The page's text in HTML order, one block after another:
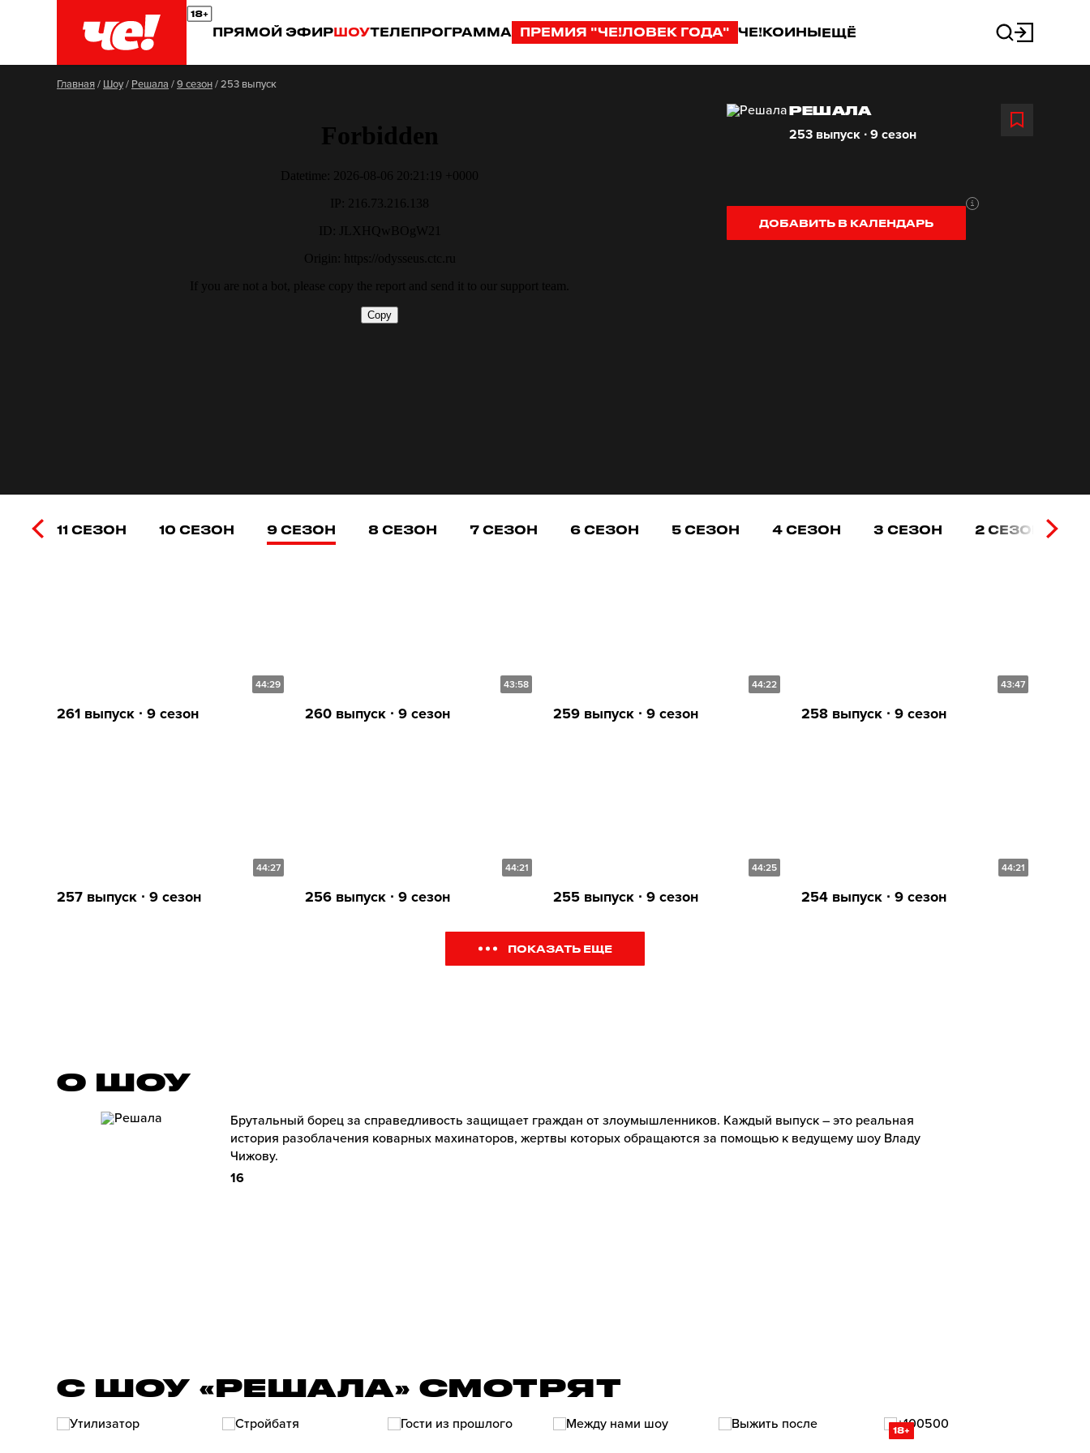
ПРЯМОЙ ЭФИРШОУТЕЛЕПРОГРАММА ПРЕМИЯ "ЧЕ!ЛОВЕК ГОДА" ЧЕ!КОИНЫЕЩЁ
Главная/ Шоу/ Решала /9 сезон/253 выпуск
РЕШАЛА
253 выпуск ∙ 9 сезон
ДОБАВИТЬ В КАЛЕНДАРЬ
11 СЕЗОН 10 СЕЗОН 9 СЕЗОН 8 СЕЗОН 7 СЕЗОН 6 СЕЗОН 5 СЕЗОН 4 СЕЗОН 3 СЕЗОН 2 СЕЗОН
44:29
261 выпуск ∙ 9 сезон
43:58
260 выпуск ∙ 9 сезон
44:22
259 выпуск ∙ 9 сезон
43:47
258 выпуск ∙ 9 сезон
44:27
257 выпуск ∙ 9 сезон
44:21
256 выпуск ∙ 9 сезон
44:25
255 выпуск ∙ 9 сезон
44:21
254 выпуск ∙ 9 сезон
ПОКАЗАТЬ ЕЩЕ
О ШОУ
Брутальный борец за справедливость защищает граждан от злоумышленников. Каждый выпуск – это реальная
история разоблачения коварных махинаторов, жертвы которых обращаются за помощью к ведущему шоу Владу
Чижову.
16
С ШОУ «РЕШАЛА» СМОТРЯТ
18+